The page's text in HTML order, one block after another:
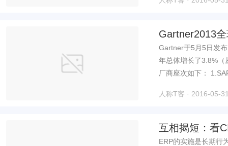
Gartner2013
Gartner于5月5日发
年总体增长了3.8%
厂商座次如下：
人称T客 · 2016-05-
互相揭短：看
ERP的实施是长期行